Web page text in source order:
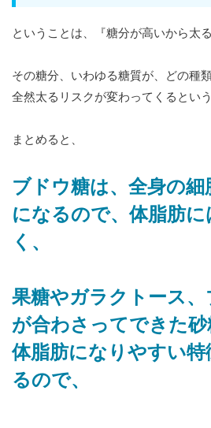
ということは、『糖分が高いから太
その糖分、いわゆる糖質が、どの種
全然太るリスクが変わってくるとい
まとめると、
ブドウ糖は、全身の
になるので、体脂肪に
く、
果糖やガラクトース
が合わさってできた砂
体脂肪になりやすい
るので、